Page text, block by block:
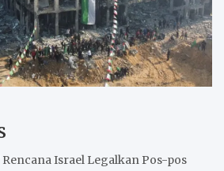
Rencana Israel Legalkan Pos-pos